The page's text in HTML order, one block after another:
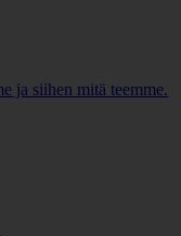
ja siihen mitä teemme.